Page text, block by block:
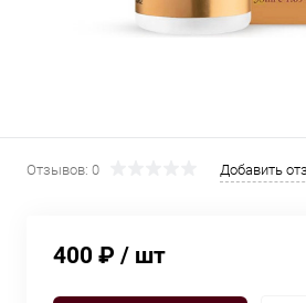
Отзывов: 0 Добавить
400 ₽ / шт